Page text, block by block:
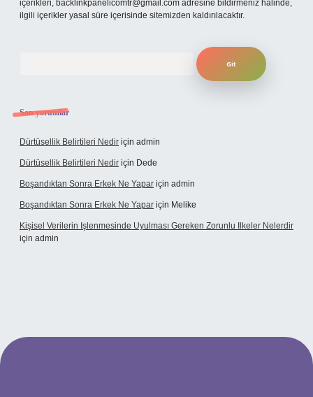
içerikleri, backlinkpanelicomtr@gmail.com adresine bildirmeniz halinde,
ilgili içerikler yasal süre içerisinde sitemizden kaldırılacaktır.
Son yorumlar
Dürtüsellik Belirtileri Nedir için admin
Dürtüsellik Belirtileri Nedir için Dede
Boşandıktan Sonra Erkek Ne Yapar için admin
Boşandıktan Sonra Erkek Ne Yapar için Melike
Kişisel Verilerin Işlenmesinde Uyulması Gereken Zorunlu Ilkeler Nelerdir
için admin